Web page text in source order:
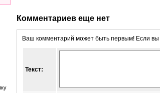
Комментариев еще нет
Ваш комментарий может быть первым! Если
Текст: